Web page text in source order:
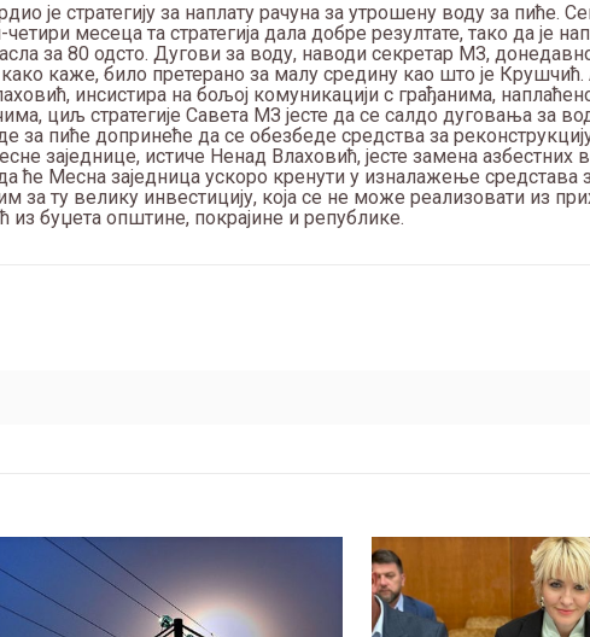
је стратегију за наплату рачуна за утрошену воду за пиће.
месеца та стратегија дала добре резултате, тако да је
за 80 одсто. Дугови за воду, наводи секретар МЗ,
каже, било претерано за малу средину као што је
инсистира на бољој комуникацији с грађанима,
циљ стратегије Савета МЗ јесте да се салдо дуговања за
за пиће допринеће да се обезбеде средства за
заједнице, истиче Ненад Влаховић, јесте замена азбестних
ће Месна заједница ускоро кренути у изналажење средстава
за ту велику инвестицију, која се не може реализовати из
буџета општине, покрајине и републике.